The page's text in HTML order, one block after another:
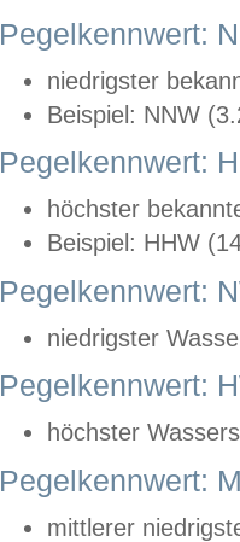
Pegelkennwert:
niedrigster
Beispiel: NNW
Pegelkennwert:
höchster
Beispiel: HHW
Pegelkennwert:
niedrigster
Pegelkennwert:
höchster
Pegelkennwert:
mittlerer